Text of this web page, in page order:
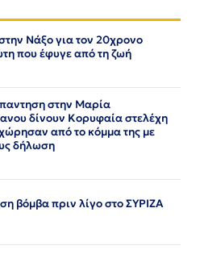
Νάξο για τον 20χρονο
που έφυγε από τη ζωή
στην Μαρία
δίνουν Κορυφαία στελέχη
από το κόμμα της με
δήλωση
βόμβα πριν λίγο στο ΣΥΡΙΖΑ